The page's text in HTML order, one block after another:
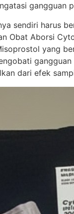
gangguan
sendiri harus
Obat Aborsi
yang
dari efek